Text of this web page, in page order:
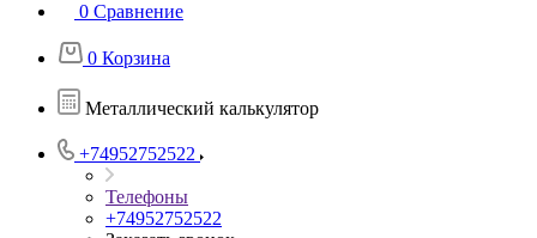
0 Сравнение
0 Корзина
Металлический калькулятор
+74952752522
Телефоны
+74952752522